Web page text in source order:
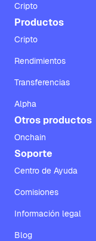
Cripto
Productos
Cripto
Rendimientos
Transferencias
Alpha
Otros productos
Onchain
Soporte
Centro de Ayuda
Comisiones
Información legal
Blog